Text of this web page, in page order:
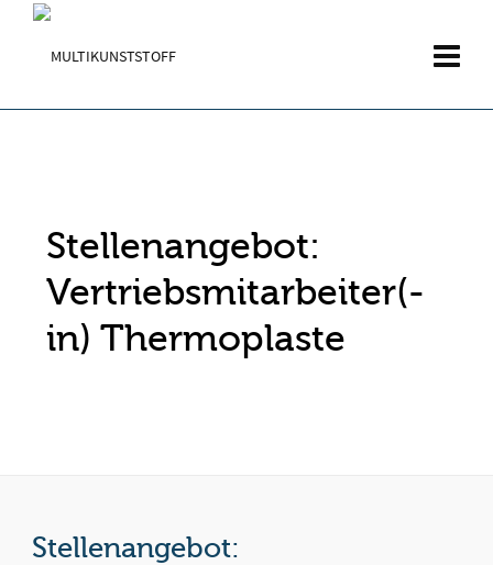
Stellenangebot:
Vertriebsmitarbeiter(-
in) Thermoplaste
Stellenangebot: